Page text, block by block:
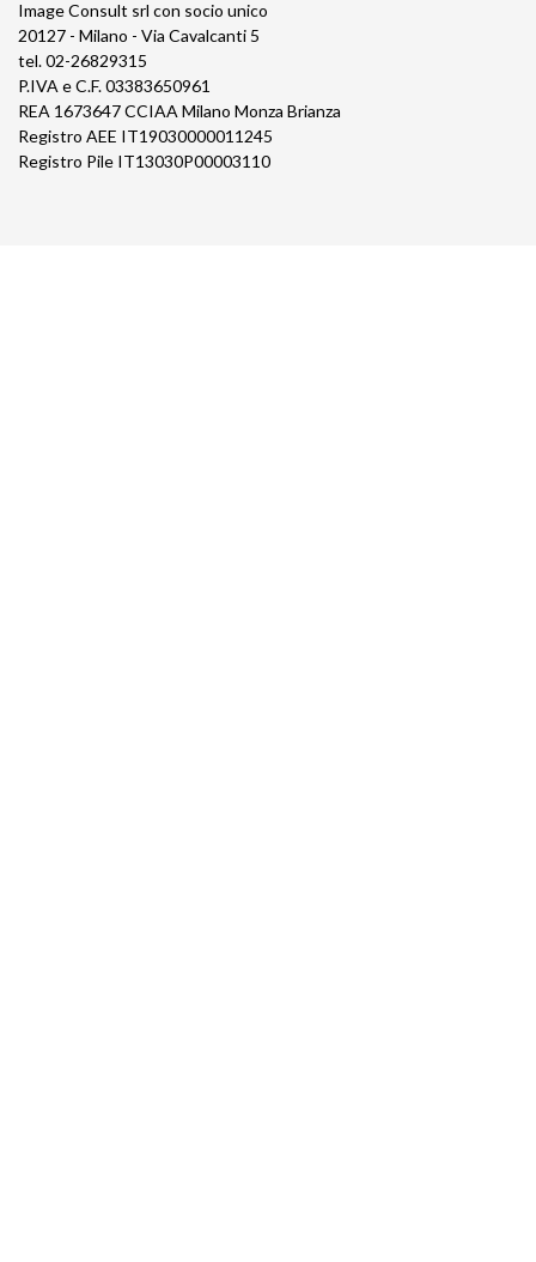
Image Consult srl con socio unico
20127 - Milano - Via Cavalcanti 5
tel. 02-26829315
P.IVA e C.F. 03383650961
REA 1673647 CCIAA Milano Monza Brianza
Registro AEE IT19030000011245
Registro Pile IT13030P00003110